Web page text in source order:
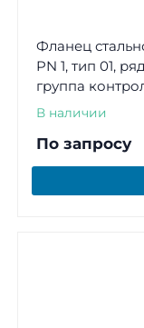
Фланец
PN 1, тип 01,
группа
В наличии
По запросу